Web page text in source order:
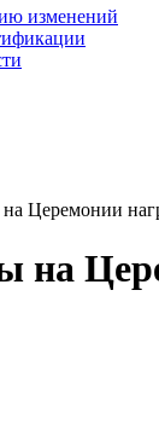
изменений
Церемонии
на